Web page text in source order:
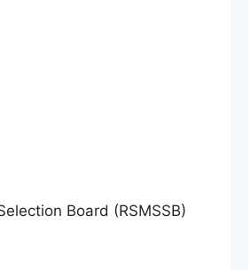
Board (RSMSSB)